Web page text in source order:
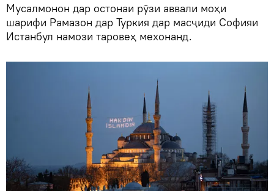
Мусалмонон дар остонаи рӯзи аввали моҳи
шарифи Рамазон дар Туркия дар масҷиди Софияи
Истанбул намози таровеҳ мехонанд.